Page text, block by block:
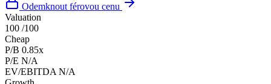
Odemknout férovou cenu
Valuation
100 /100
Cheap
P/B 0.85x
P/E N/A
EV/EBITDA N/A